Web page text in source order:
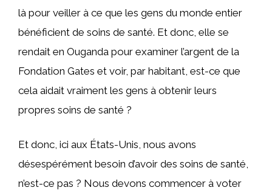
là pour veiller à ce que les gens du monde entier
bénéficient de soins de santé. Et donc, elle se
rendait en Ouganda pour examiner l’argent de la
Fondation Gates et voir, par habitant, est-ce que
cela aidait vraiment les gens à obtenir leurs
propres soins de santé ?
Et donc, ici aux États-Unis, nous avons
désespérément besoin d’avoir des soins de santé,
n’est-ce pas ? Nous devons commencer à voter